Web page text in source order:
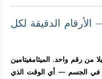
الدقيقة لكل
من رقم واحد. الميثامفيتامين
في الجسم — أي الوقت الذي